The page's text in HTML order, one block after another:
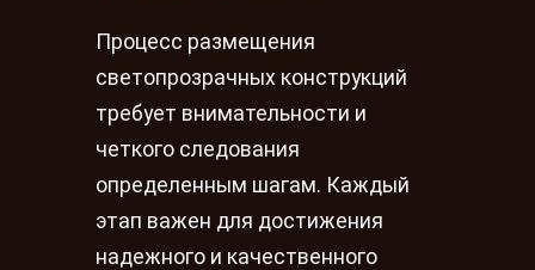
Процесс размещения
светопрозрачных конструкций
требует внимательности и
четкого следования
определенным шагам. Каждый
этап важен для достижения
надежного и качественного